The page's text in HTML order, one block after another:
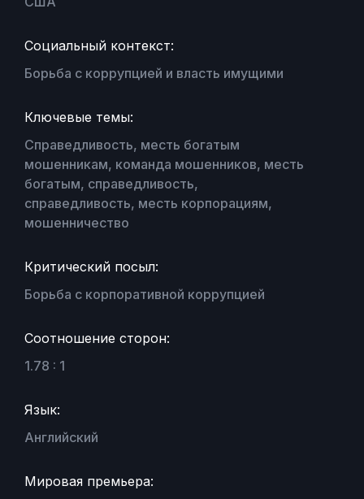
Социальный контекст:
Борьба с коррупцией и власть имущими
Ключевые темы:
Справедливость, месть богатым
мошенникам, команда мошенников, месть
богатым, справедливость,
справедливость, месть корпорациям,
мошенничество
Критический посыл:
Борьба с корпоративной коррупцией
Соотношение сторон:
1.78 : 1
Язык:
Английский
Мировая премьера: